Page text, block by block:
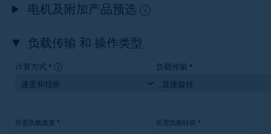
电机及附加产品预选 i
负载传输 和 操作类型
计算方式 * i 负载传输 *
所需负载速度 * 所需负载转矩 *